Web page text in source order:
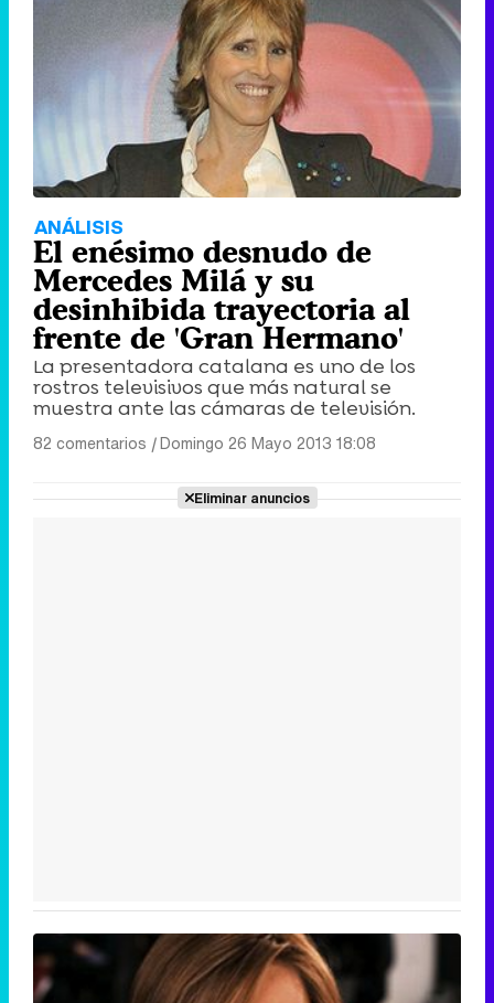
ANÁLISIS
El enésimo desnudo de
Mercedes Milá y su
desinhibida trayectoria al
frente de 'Gran Hermano'
La presentadora catalana es uno de los
rostros televisivos que más natural se
muestra ante las cámaras de televisión.
82 comentarios |Domingo 26 Mayo 2013 18:08
Eliminar anuncios